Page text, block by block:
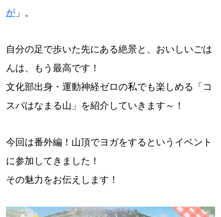
道東
道央
KEYWORD キーワード
Sitakke編集部あい
【暮らしの知恵を身につけたい】
が」。
自分の足で歩いた先にある絶景と、おいしいごは
んは、もう最高です！
文化部出身・運動神経ゼロの私でも楽しめる「コ
スパはなまる山」を紹介していきます～！
今回は番外編！山頂でヨガをするというイベント
に参加してきました！
その魅力をお伝えします！